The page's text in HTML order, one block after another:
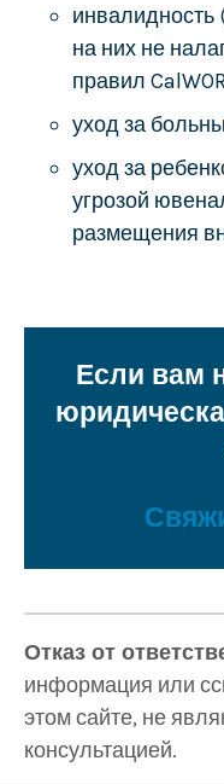
инвалидность
на них не
правил
уход за
уход за
угрозой
размещения
Если вам
Отказ от
информация или
этом сайте, не
консультацией.